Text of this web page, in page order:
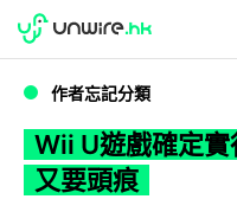
WWDC 2026
作者忘記分類
Wii U遊戲確定
又要頭痕